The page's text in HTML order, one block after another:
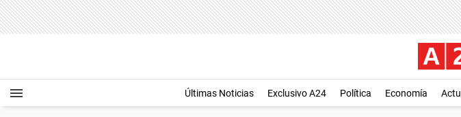
Últimas Noticias Exclusivo A24 Política Economía